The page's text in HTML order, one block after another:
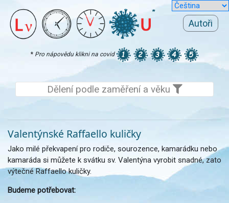
Autoři
* Pro nápovědu klikni na covid
Dělení podle zaměření a věku
Valentýnské Raffaello kuličky
Jako milé překvapení pro rodiče, sourozence, kamarádku nebo
kamaráda si můžete k svátku sv. Valentýna vyrobit snadné, zato
výtečné Raffaello kuličky.
Budeme potřebovat: